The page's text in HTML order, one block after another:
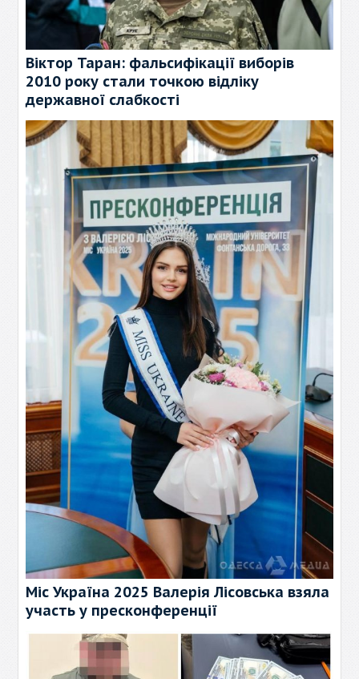
Віктор Таран: фальсифікації виборів
2010 року стали точкою відліку
державної слабкості
Міс Україна 2025 Валерія Лісовська взяла
участь у пресконференції